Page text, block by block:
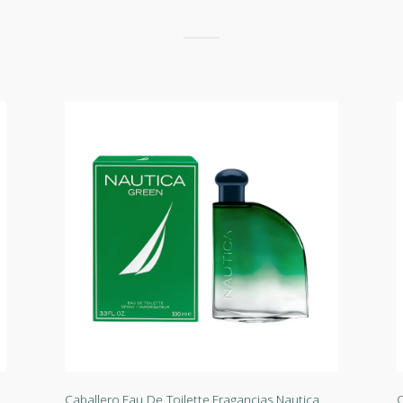
Caballero,Eau De Toilette,Fragancias,Nautica